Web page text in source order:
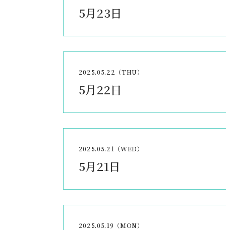
5月23日
2025.05.22（THU）
5月22日
2025.05.21（WED）
5月21日
2025.05.19（MON）